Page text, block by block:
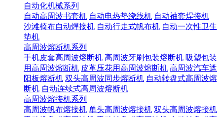
自动化机械系列
自动高周波书套机 自动电热垫绕线机 自动袖套焊接机
沙滩椅布自动焊接机 自动行走式帆布机 自动一次性卫生
垫机
高周波熔断机系列
手机皮套高周波熔断机 高周波牙刷包装熔断机 吸塑包装
用高周波熔断机 皮革压花用高周波熔断机 高周波汽车遮
阳板熔断机 双头高周波同步熔断机 自动转盘式高周波熔
断机 自动连续式高周波熔断机
高周波熔接机系列
高周波帆布熔接机 单头高周波熔接机 双头高周波熔接机